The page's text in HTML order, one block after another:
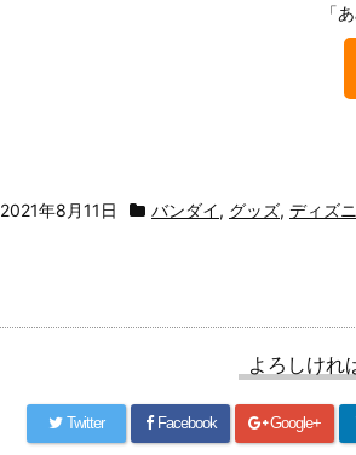
「
2021年8月11日 バンダイ, グッズ, ディズ
よろしけれ
Twitter Facebook Google+
OST IN THE
より2027年1
月発売予定♪
THE GHOST
ンダイ】より
2027年1月発
フィギュ
約【バン
イ】より
定♪